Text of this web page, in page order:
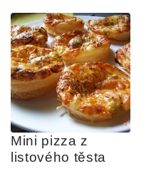
Mini pizza z
listového těsta